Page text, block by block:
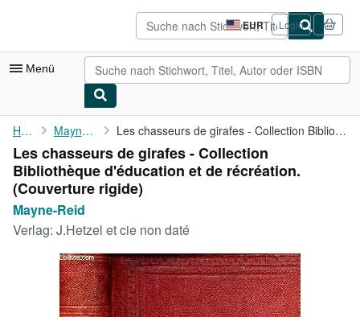
EUR
Seite
der
Einkaufseinstellungen.
Login
Menü
Nutzerkonto
Meine Bestellungen
Detailsuche
Sammlungen
Antiquarische Bücher
Kunst & Sammlerstücke
Verkäufer
Home Mayne-Reid Les chasseurs de girafes - Collection Bibliothèque d'éducation ...
Les chasseurs de girafes - Collection
Bibliothèque d'éducation et de récréation.
(Couverture rigide)
Mayne-Reid
Verlag: J.Hetzel et cie non daté